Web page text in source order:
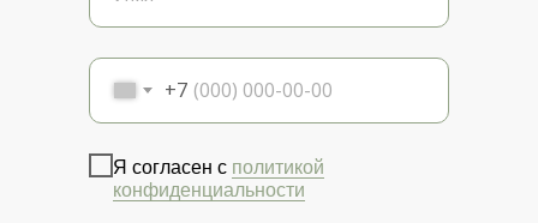
+7
Я согласен с политикой
конфиденциальности